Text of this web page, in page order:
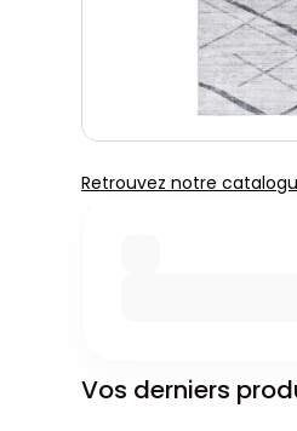
Retrouvez notre
Vos derniers